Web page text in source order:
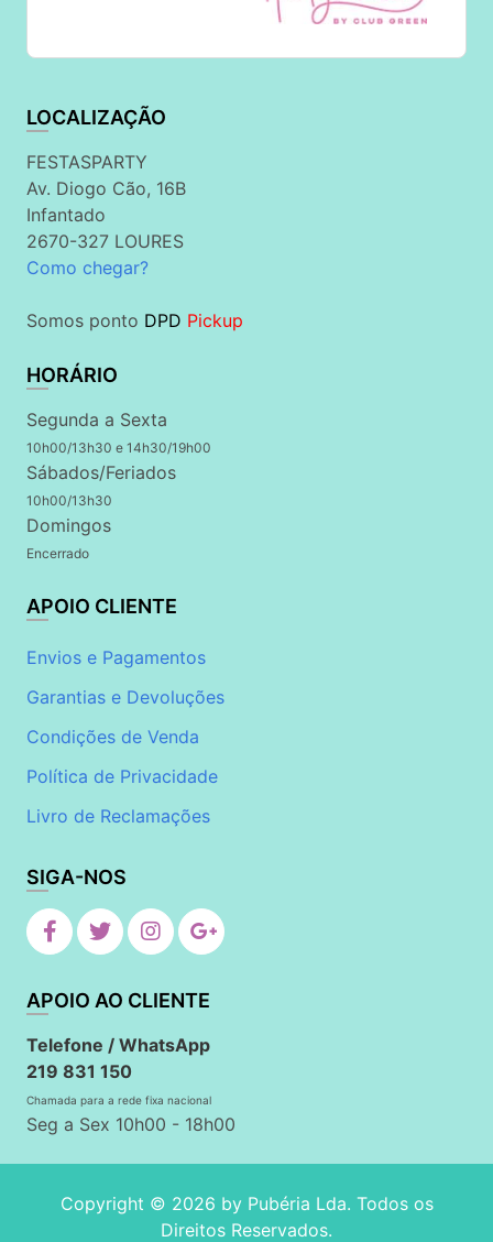
LOCALIZAÇÃO
FESTASPARTY
Av. Diogo Cão, 16B
Infantado
2670-327 LOURES
Como chegar?
Somos ponto DPD Pickup
HORÁRIO
Segunda a Sexta
10h00/13h30 e 14h30/19h00
Sábados/Feriados
10h00/13h30
Domingos
Encerrado
APOIO CLIENTE
Envios e Pagamentos
Garantias e Devoluções
Condições de Venda
Política de Privacidade
Livro de Reclamações
SIGA-NOS
APOIO AO CLIENTE
Telefone / WhatsApp
219 831 150
Chamada para a rede fixa nacional
Seg a Sex 10h00 - 18h00
Copyright © 2026 by Pubéria Lda. Todos os
Direitos Reservados.